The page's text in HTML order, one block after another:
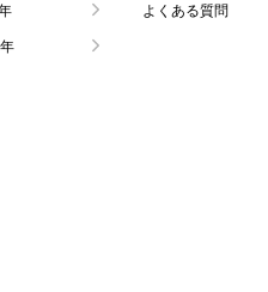
よくある質問